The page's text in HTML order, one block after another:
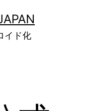
イド化